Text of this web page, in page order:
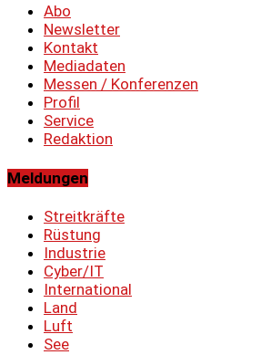
Abo
Newsletter
Kontakt
Mediadaten
Messen / Konferenzen
Profil
Service
Redaktion
Meldungen
Streitkräfte
Rüstung
Industrie
Cyber/IT
International
Land
Luft
See